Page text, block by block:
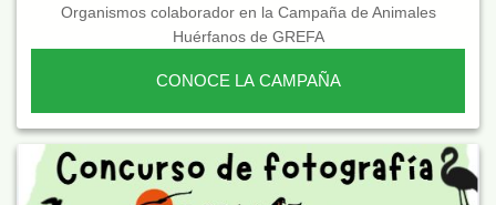
Organismos colaborador en la Campaña de Animales
Huérfanos de GREFA
CONOCE LA CAMPAÑA